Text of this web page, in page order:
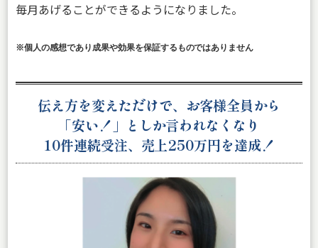
毎月あげることができるようになりました。
※個人の感想であり成果や効果を保証するものではありません
伝え方を変えただけで、お客様全員から
「安い！」としか言われなくなり
10件連続受注、売上250万円を達成！